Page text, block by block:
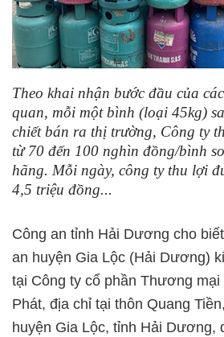
Theo khai nhận bước đầu của
quan, mỗi một bình (loại 45kg)
chiết bán ra thị trường, Công ty
từ 70 đến 100 nghìn đồng/bình
hãng. Mỗi ngày, công ty thu lợi
4,5 triệu đồng...
Công an tỉnh Hải Dương cho
an huyện Gia Lộc (Hải Dương)
tại Công ty cổ phần Thương mại
Phát, địa chỉ tại thôn Quang
huyện Gia Lộc, tỉnh Hải Dương,